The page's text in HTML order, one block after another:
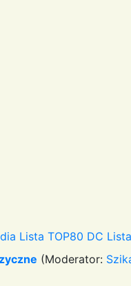
Lista TOP80 DC
(Moderator: